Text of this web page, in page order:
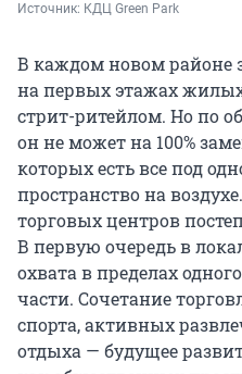
Источник: КДЦ Green Park
В каждом новом районе
на первых этажах
стрит-ритейлом. Но по
он не может на 100%
которых есть все под
пространство на
торговых центров
В первую очередь в
охвата в пределах
части. Сочетание
спорта, активных
отдыха — будущее